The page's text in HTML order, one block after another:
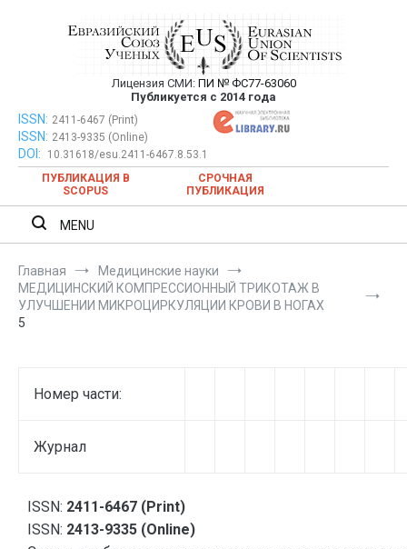
Евразийский Союз Ученых —
публикация научных статей в
ежемесячном научном журнале
Лицензия СМИ: ПИ № ФС77-63060
Публикуется с 2014 года
Евразийский Союз Ученых — публикация научных статей в
ежемесячном научном журнале
ISSN: 2411-6467 (Print)
ISSN: 2413-9335 (Online)
DOI:
10.31618/esu.2411-6467.8.53.1
ПУБЛИКАЦИЯ В
SCOPUS
СРОЧНАЯ
ПУБЛИКАЦИЯ
MENU
Главная
Медицинские науки
МЕДИЦИНСКИЙ КОМПРЕССИОННЫЙ ТРИКОТАЖ В
УЛУЧШЕНИИ МИКРОЦИРКУЛЯЦИИ КРОВИ В НОГАХ
5
Номер части:
Журнал
ISSN: 2411-6467 (Print)
ISSN: 2413-9335 (Online)